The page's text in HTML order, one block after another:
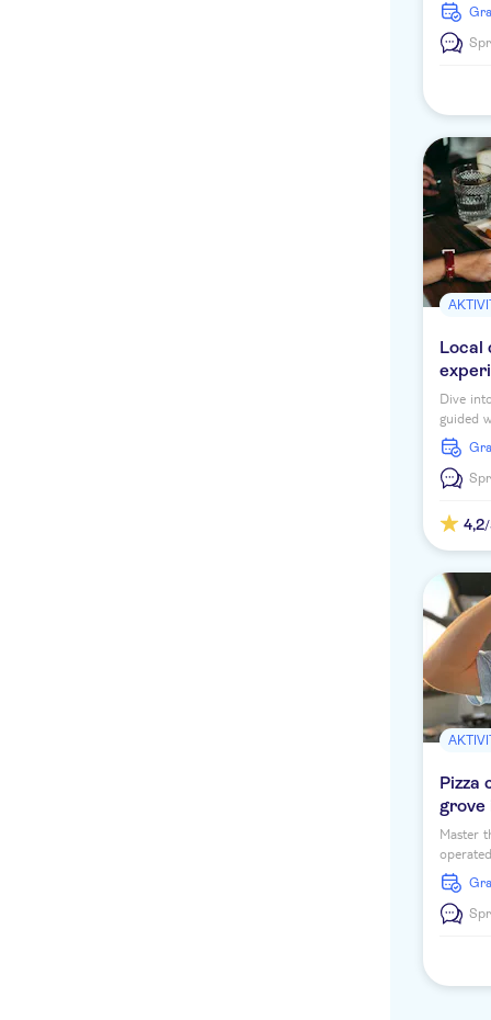
Local
Dive
guided
Learn
a
4,2
Pizza
grove
Master
Enjoy